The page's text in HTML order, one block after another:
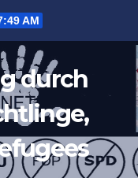
AM
durch